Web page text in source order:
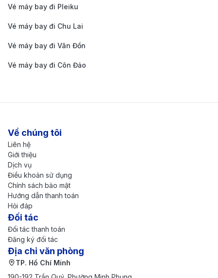
khách di chuyển từ sân bay Đà Nẵng đến các
khách sạn trong thành phố hoặc ngược lại. Đây là
lựa chọn phổ biến, đặc biệt cho những ai muốn tiết
Vé máy bay đi Pleiku
Vé máy bay đi Chu Lai
Vé máy bay đi Vân Đồn
Vé máy bay đi Côn Đảo
Về chúng tôi
Liên hệ
Giới thiệu
Dịch vụ
Điều khoản sử dụng
Chính sách bảo mật
Hướng dẫn thanh toán
Hỏi đáp
Đối tác
Đối tác thanh toán
Đăng ký đối tác
Địa chỉ văn phòng
TP. Hồ Chí Minh